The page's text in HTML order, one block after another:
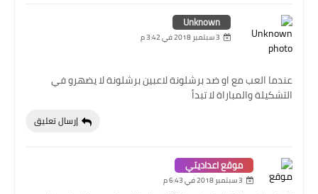
Unknown
3 سبتمبر 2018 في 3:42 م
عندما العب مع او ضد برشلونة لاعبين برشلونة لا يضهرو في
التشكيلة والمباراة لا تبدأ
إرسال تعليق
موقع اعداديتي
3 سبتمبر 2018 في 6:43 م